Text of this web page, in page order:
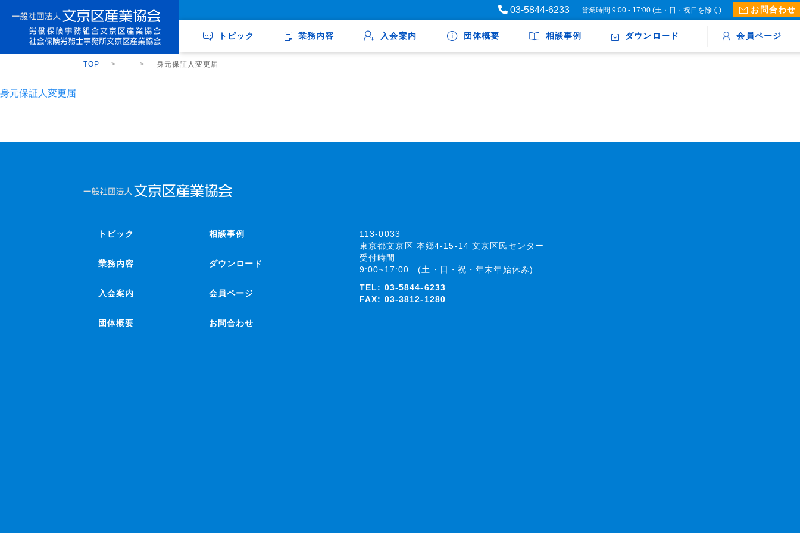
03-5844-6233 営業時間 9:00 - 17:00 (土・日・祝日を除く) お問合わせ
トピック 業務内容 入会案内 団体概要 相談事例 ダウンロード 会員ページ
TOP 身元保証人変更届
身元保証人変更届
トピック
業務内容
入会案内
団体概要
相談事例
ダウンロード
会員ページ
お問合わせ
113-0033
東京都文京区 本郷4-15-14 文京区民センター
受付時間
9:00~17:00 (土・日・祝・年末年始休み)
TEL: 03-5844-6233
FAX: 03-3812-1280